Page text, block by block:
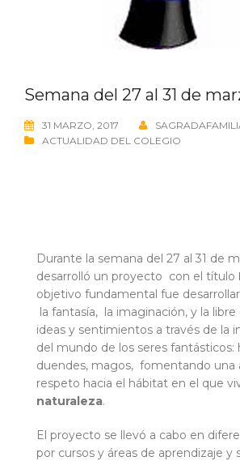
Semana del 27 al 31 de
31 MARZO, 2017
ACTUALIDAD DEL COLEGIO
Durante la semana del 27 al 31 de
desarrolló un proyecto con el título
objetivo fundamental fue
la fantasía, la imaginación, y la libre
ideas y sentimientos a través de la
del mundo de los seres fantásticos:
duendes, magos, fomentando una
respeto hacia el hábitat en el que
naturaleza.
El proyecto se llevó a cabo en
por cursos y áreas de aprendizaje y